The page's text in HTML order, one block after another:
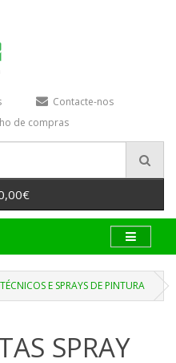
Contacte-nos
de compras
E SPRAYS DE PINTURA
SPRAY